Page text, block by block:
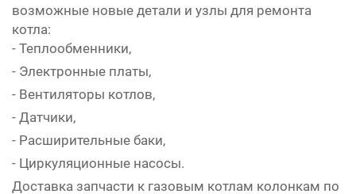
возможные новые детали и узлы для ремонта
котла:
- Теплообменники,
- Электронные платы,
- Вентиляторы котлов,
- Датчики,
- Расширительные баки,
- Циркуляционные насосы.
Доставка запчасти к газовым котлам колонкам по